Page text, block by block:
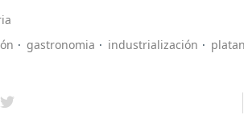
gastronomia industrialización